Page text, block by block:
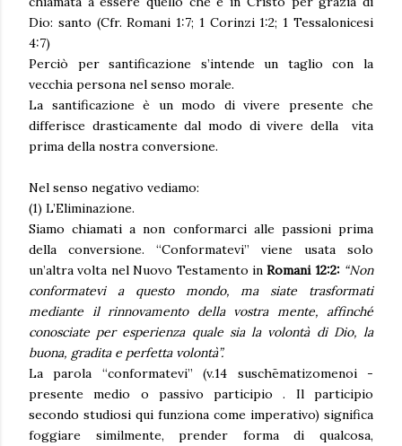
Dio: santo (Cfr. Romani 1:7; 1 Corinzi 1:2; 1 Tessalonicesi
4:7)
Perciò per santificazione s’intende un taglio con la
vecchia persona nel senso morale.
La santificazione è un modo di vivere presente che
differisce drasticamente dal modo di vivere della vita
prima della nostra conversione.
Nel senso negativo vediamo:
(1) L’Eliminazione.
Siamo chiamati a non conformarci alle passioni prima
della conversione. “Conformatevi” viene usata solo
un’altra volta nel Nuovo Testamento inRomani 12:2: “Non
conformatevi a questo mondo, ma siate trasformati
mediante il rinnovamento della vostra mente, affinché
conosciate per esperienza quale sia la volontà di Dio, la
buona, gradita e perfetta volontà”.
La parola “conformatevi” (v.14 suschēmatizomenoi -
presente medio o passivo participio . Il participio
secondo studiosi qui funziona come imperativo) significa
foggiare similmente, prender forma di qualcosa,